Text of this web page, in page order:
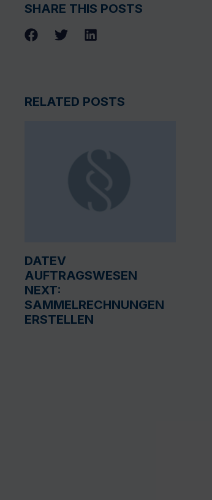
SHARE THIS POSTS
RELATED POSTS
DATEV
AUFTRAGSWESEN
NEXT:
SAMMELRECHNUNGEN
ERSTELLEN